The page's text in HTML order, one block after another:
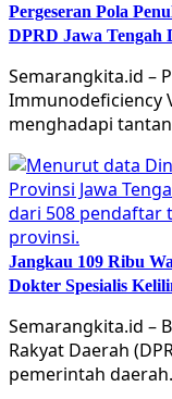
Pergeseran Pola
DPRD Jawa Tengah
Semarangkita.id –
Immunodeficiency
menghadapi
Jangkau 109 Ribu
Dokter Spesialis
Semarangkita.id –
Rakyat Daerah
pemerintah